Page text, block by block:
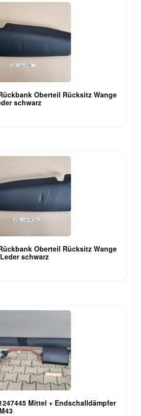
Oberteil Rücksitz Wange
schwarz
Oberteil Rücksitz Wange
schwarz